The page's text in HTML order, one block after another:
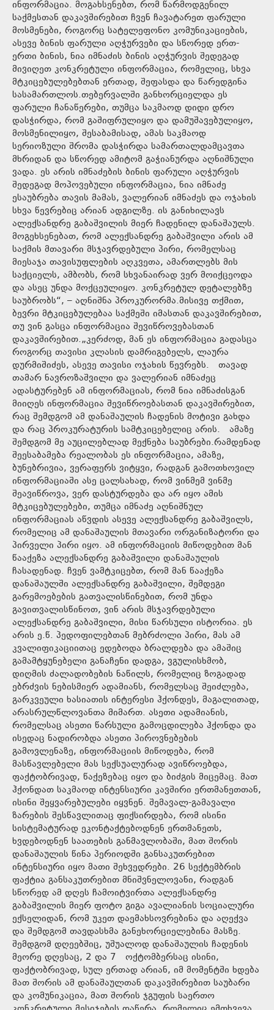
ინფორმაცია. მოგახსენებთ, რომ წარმოდგენილ
საქმესთან დაკავშირებით ჩვენ ჩავატარეთ ფარული
მოსმენები, როგორც სატელეფონო კომუნიკაციების,
ასევე ბინის ფარული აღჭურვები და სწორედ ერთ-
ერთი ბინის, ნია იმნაძის ბინის აღჭურვის შედეგად
მივიღეთ კონკრეტული ინფორმაცია, რომელიც, სხვა
მტკიცებულებებთან ერთად, შეფასდა და წარედგინა
სასამართლოს.თებერვალში განხორციელდა ეს
ფარული ჩანაწერები, თუმცა საკმაოდ დიდი დრო
დასჭირდა, რომ გაშიფრულიყო და დამუშავებულიყო,
მოსმენილიყო, შესაბამისად, ამას საკმაოდ
სერიოზული შრომა დასჭირდა სამართალდამცავთა
მხრიდან და სწორედ ამიტომ გაჭიანურდა აღნიშნული
ვადა. ეს არის იმნაძების ბინის ფარული აღჭურვის
შედეგად მოპოვებული ინფორმაცია, ნია იმნაძე
ესაუბრება თავის მამას, ვალერიან იმნაძეს და ოჯახის
სხვა წევრებიც არიან ადგილზე. ის განიხილავს
ალექსანდრე გაბაშვილის მიერ ჩადენილ დანაშაულს.
მოგეხსენებათ, რომ ალექსანდრე გაბაშვილი არის ამ
საქმის მთავარი მსჯავრდებული პირი, რომელსაც
მიესაჯა თავისუფლების აღკვეთა, ამართლებს მის
საქციელს, ამბობს, რომ სხვანაირად ვერ მოიქცეოდა
და ასეც უნდა მოქცეულიყო. კონკრეტულ დეტალებზე
საუბრობს“, – აღნიშნა პროკურორმა.მისივე თქმით,
ბევრი მტკიცებულებაა საქმეში იმასთან დაკავშირებით,
თუ ვინ გასცა ინფორმაცია შევიწროვებასთან
დაკავშირებით.„კერძოდ, მან ეს ინფორმაცია გადასცა
როგორც თავისი კლასის დამრიგებელს, ლაურა
დურმიშიძეს, ასევე თავისი ოჯახის წევრებს. თავად
თამარ ნავროზაშვილი და ვალერიან იმნაძეც
ადასტურებენ ამ ინფორმაციას, რომ ნია იმნაძისგან
მიიღეს ინფორმაცია შევიწროებასთან დაკავშირებით,
რაც შემდგომ ამ დანაშაულის ჩადენის მოტივი გახდა
და რაც პროკურატურის სამტკიცებელიც არის. ამაზე
შემდგომ მე აუცილებლად მექნება საუბრები.რამდენად
შეესაბამება რეალობას ეს ინფორმაცია, ამაზე,
ბუნებრივია, ვერაფერს ვიტყვი, რადგან გამოთხოვილ
ინფორმაციაში ასე ცალსახად, რომ ვინმემ ვინმე
შეავიწროვა, ვერ დასტურდება და არ იყო ამის
მტკიცებულებები, თუმცა იმნაძე აღნიშნულ
ინფორმაციას აწვდის ასევე ალექსანდრე გაბაშვილს,
რომელიც ამ დანაშაულის მთავარი ორგანიზატორი და
პირველი პირი იყო. ამ ინფორმაციის მიწოდებით მან
წააქეზა ალექსანდრე გაბაშვილი დანაშაულის
ჩასადენად. ჩვენ ვამტკიცებთ, რომ მან წააქეზა
დანაშაულში ალექსანდრე გაბაშვილი, შემდეგი
გარემოებების გათვალისწინებით, რომ უნდა
გავითვალისწინოთ, ვინ არის მსჯავრდებული
ალექსანდრე გაბაშვილი, მისი წარსული ისტორია. ეს
არის ე.წ. პედოფილებთან მებრძოლი პირი, მას ამ
კვალიფიკაციითაც ედებოდა ბრალდება და ამაშიც
გამამტყუნებელი განაჩენი დადგა, ვგულისხმობ,
დიღმის ძალადობების ნაწილს, რომელიც ზოგადად
ებრძვის ნებისმიერ ადამიანს, რომელსაც შეიძლება,
გარკვეული ხასიათის ინტერესი ჰქონდეს, მაგალითად,
არასრულწლოვანთა მიმართ. ასეთი ადამიანის,
რომელსაც ასეთი წარსული გამოცდილება ჰქონდა და
ისედაც ნადირობდა ასეთი პიროვნებების
გამოვლენაზე, ინფორმაციის მიწოდება, რომ
მასწავლებელი მას სექსუალურად ავიწროებდა,
ფაქტობრივად, წაქეზებაც იყო და ბიძგის მიცემაც. მათ
ჰქონდათ საკმაოდ ინტენსიური კავშირი ერთმანეთთან,
ისინი შეყვარებულები იყვნენ. შემავალ-გამავალი
ზარების შესწავლითაც ფიქსირდება, რომ ისინი
სისტემატურად ეკონტაქტებოდნენ ერთმანეთს,
ხვდებოდნენ საათების განმავლობაში, მათ შორის
დანაშაულის წინა პერიოდში განსაკუთრებით
ინტენსიური იყო მათი შეხვედრები. 26 სექტემბრის
ფაქტია განსაკუთრებით მნიშვნელოვანი, რადგან
სწორედ ამ დღეს ჩამოიტვირთა ალექსანდრე
გაბაშვილის მიერ ფოტო გიგა ავალიანის სოციალური
ექსელიდან, რომ უკეთ დაემახსოვრებინა და აღექვა
და შემდგომ თავდასხმა განეხორციელებინა მასზე.
შემდგომ დღეებშიც, უშუალოდ დანაშაულის ჩადენის
მეორე დღესაც, 2 და 7 ოქტომბერსაც ისინი,
ფაქტობრივად, სულ ერთად არიან, იმ მომენტში ხდება
მათ შორის ამ დანაშაულთან დაკავშირებით საუბარი
და კომუნიკაცია, მათ შორის ჯგუფის საერთო